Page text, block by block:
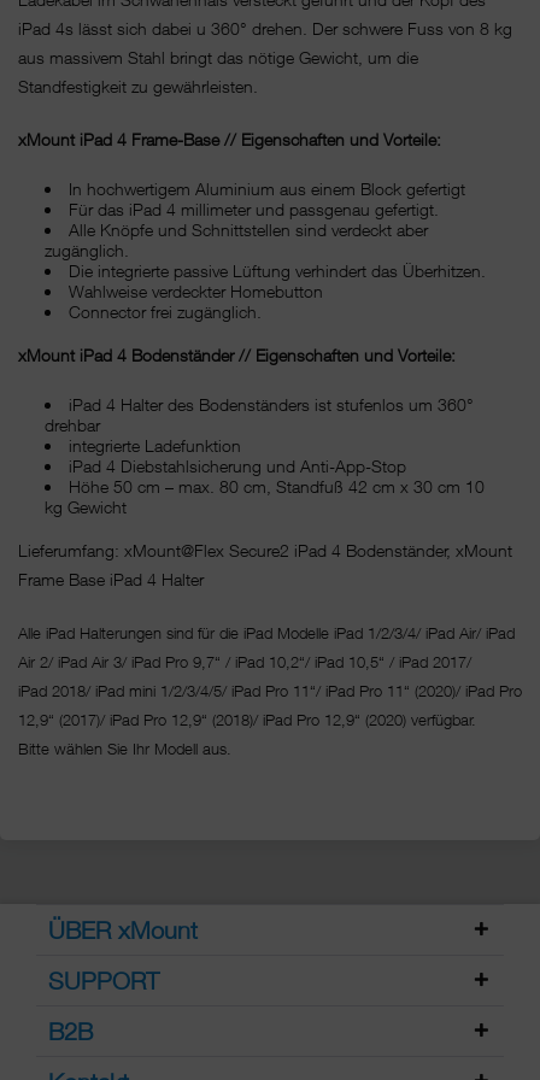
iPad 4s lässt sich dabei u 360° drehen. Der schwere Fuss von 8 kg
aus massivem Stahl bringt das nötige Gewicht, um die
Standfestigkeit zu gewährleisten.
xMount iPad 4 Frame-Base // Eigenschaften und Vorteile:
In hochwertigem Aluminium aus einem Block gefertigt
Für das iPad 4 millimeter und passgenau gefertigt.
Alle Knöpfe und Schnittstellen sind verdeckt aber
zugänglich.
Die integrierte passive Lüftung verhindert das Überhitzen.
Wahlweise verdeckter Homebutton
Connector frei zugänglich.
xMount iPad 4 Bodenständer // Eigenschaften und Vorteile:
iPad 4 Halter des Bodenständers ist stufenlos um 360°
drehbar
integrierte Ladefunktion
iPad 4 Diebstahlsicherung und Anti-App-Stop
Höhe 50 cm – max. 80 cm, Standfuß 42 cm x 30 cm 10
kg Gewicht
Lieferumfang: xMount@Flex Secure2 iPad 4 Bodenständer, xMount
Frame Base iPad 4 Halter
Alle iPad Halterungen sind für die iPad Modelle iPad 1/2/3/4/ iPad Air/ iPad
Air 2/ iPad Air 3/ iPad Pro 9,7“ / iPad 10,2“/ iPad 10,5“ / iPad 2017/
iPad 2018/ iPad mini 1/2/3/4/5/ iPad Pro 11“/ iPad Pro 11“ (2020)/ iPad Pro
12,9“ (2017)/ iPad Pro 12,9“ (2018)/ iPad Pro 12,9“ (2020) verfügbar.
Bitte wählen Sie Ihr Modell aus.
ÜBER xMount
SUPPORT
B2B